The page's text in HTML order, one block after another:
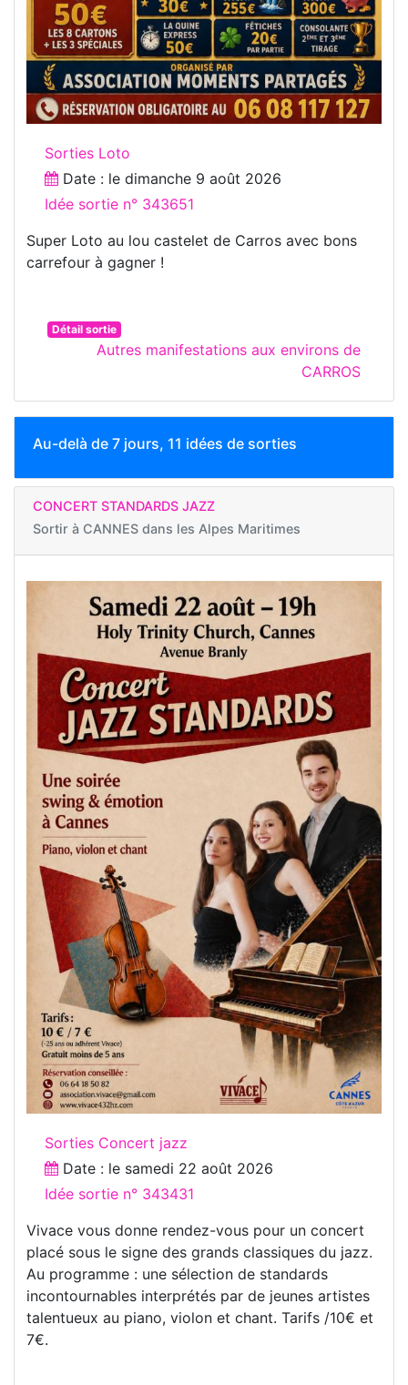
Sorties Loto
Date : le dimanche 9 août 2026
Idée sortie n° 343651
Super Loto au lou castelet de Carros avec bons
carrefour à gagner !
Détail sortie
Autres manifestations aux environs de
CARROS
Au-delà de 7 jours, 11 idées de sorties
CONCERT STANDARDS JAZZ
Sortir à CANNES dans les Alpes Maritimes
Sorties Concert jazz
Date : le samedi 22 août 2026
Idée sortie n° 343431
Vivace vous donne rendez-vous pour un concert
placé sous le signe des grands classiques du jazz.
Au programme : une sélection de standards
incontournables interprétés par de jeunes artistes
talentueux au piano, violon et chant. Tarifs /10€ et
7€.